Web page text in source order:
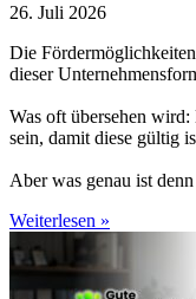
26. Juli 2026
Die
dieser
Was oft übersehen
sein, damit diese gültig
Aber was genau ist
Weiterlesen »